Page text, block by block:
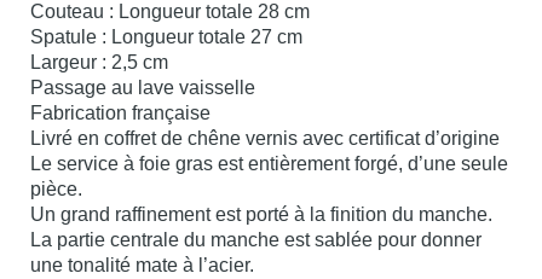
Couteau : Longueur totale 28 cm
Spatule : Longueur totale 27 cm
Largeur : 2,5 cm
Passage au lave vaisselle
Fabrication française
Livré en coffret de chêne vernis avec certificat d’origine
Le service à foie gras est entièrement forgé, d’une seule
pièce.
Un grand raffinement est porté à la finition du manche.
La partie centrale du manche est sablée pour donner
une tonalité mate à l’acier.